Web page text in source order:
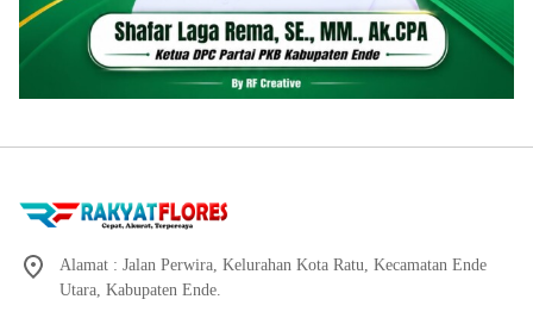
Alamat : Jalan Perwira, Kelurahan Kota Ratu, Kecamatan Ende
Utara, Kabupaten Ende.